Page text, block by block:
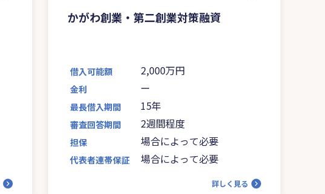
かがわ創業・第二創業対策融資
借入可能額 2,000万円
金利 ー
最長借入期間 15年
審査回答期間 2週間程度
担保 場合によって必要
代表者連帯保証 場合によって必要
詳しく見る